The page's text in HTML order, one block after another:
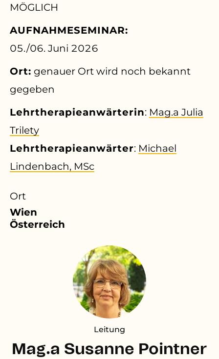
MÖGLICH
AUFNAHMESEMINAR:
05./06. Juni 2026
Ort: genauer Ort wird noch bekannt
gegeben
Lehrtherapieanwärterin: Mag.a Julia
Trilety
Lehrtherapieanwärter: Michael
Lindenbach, MSc
Ort
Wien
Österreich
Leitung
Mag.a Susanne Pointner